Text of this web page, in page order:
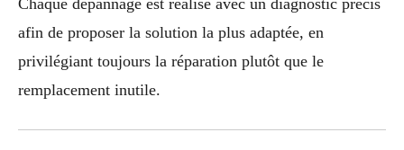
afin de proposer la solution la plus adaptée, en
privilégiant toujours la réparation plutôt que le
remplacement inutile.